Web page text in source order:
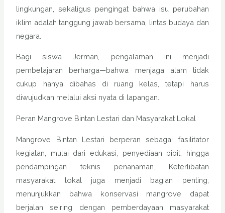
lingkungan, sekaligus pengingat bahwa isu perubahan
iklim adalah tanggung jawab bersama, lintas budaya dan
negara.
Bagi siswa Jerman, pengalaman ini menjadi
pembelajaran berharga—bahwa menjaga alam tidak
cukup hanya dibahas di ruang kelas, tetapi harus
diwujudkan melalui aksi nyata di lapangan.
Peran Mangrove Bintan Lestari dan Masyarakat Lokal
Mangrove Bintan Lestari berperan sebagai fasilitator
kegiatan, mulai dari edukasi, penyediaan bibit, hingga
pendampingan teknis penanaman. Keterlibatan
masyarakat lokal juga menjadi bagian penting,
menunjukkan bahwa konservasi mangrove dapat
berjalan seiring dengan pemberdayaan masyarakat